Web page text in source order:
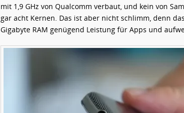
mit 1,9 GHz von Qualcomm verbaut, und kein von
gar acht Kernen. Das ist aber nicht schlimm, denn
Gigabyte RAM genügend Leistung für Apps und